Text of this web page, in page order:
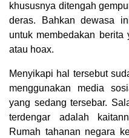
khususnya ditengah
deras. Bahkan dewasa
untuk membedakan
atau hoax.
Menyikapi hal tersebut
menggunakan media
yang sedang tersebar.
terdengar adalah
Rumah tahanan negara